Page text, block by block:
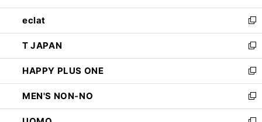
開
く
ウ
で
開
く
ン
ド
ウ
で
開
く
ウ
ィ
ン
ド
ウ
で
開
く
し
い
ウ
ィ
ン
ド
ウ
で
開
eclat
新
し
い
ウ
ィ
ン
ド
ウ
T JAPAN
新
し
い
ウ
ィ
ン
HAPPY PLUS ONE
新
し
い
ウ
MEN'S NON-NO
新
し